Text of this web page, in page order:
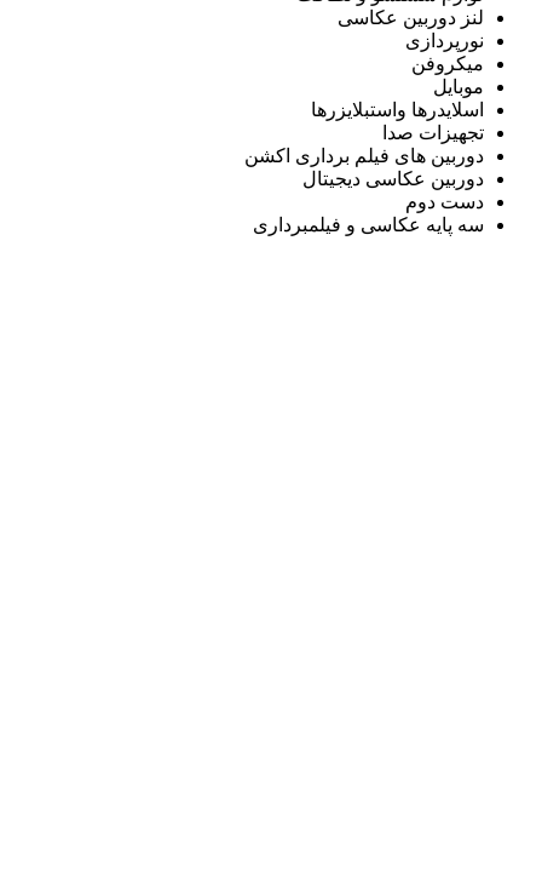
لنز دوربین عکاسی
نورپردازی
میکروفن
موبایل
اسلایدرها واستبلایزرها
تجهیزات صدا
دوربین های فیلم برداری اکشن
دوربین عکاسی دیجیتال
دست دوم
سه پایه عکاسی و فیلمبرداری